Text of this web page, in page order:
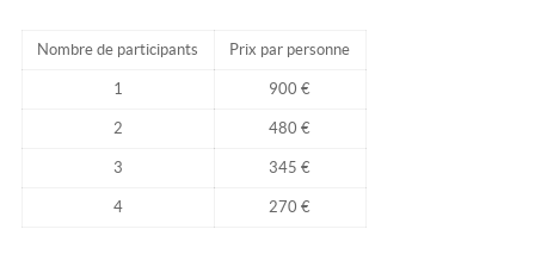
Nombre de participants Prix par personne
1 900 €
2 480 €
3 345 €
4 270 €